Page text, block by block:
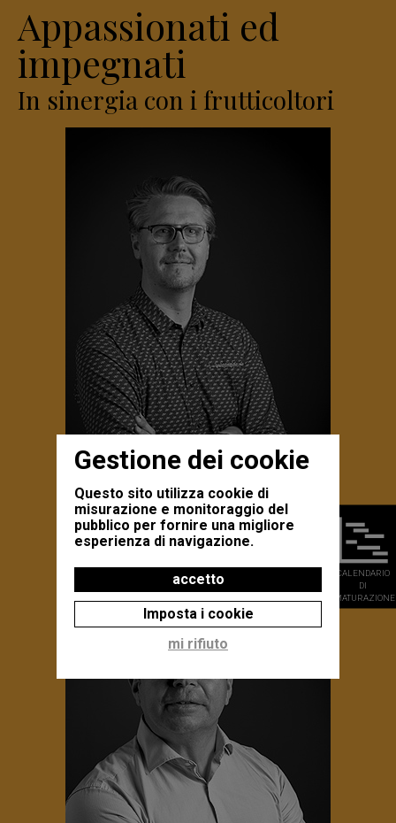
Appassionati ed
impegnati
In sinergia con i frutticoltori
Julien Darnaud
Gérant
CALENDARIO
DI
MATURAZIONE
Gestione dei cookie
Questo sito utilizza cookie di
misurazione e monitoraggio del
pubblico per fornire una migliore
esperienza di navigazione.
accetto
Imposta i cookie
mi rifiuto